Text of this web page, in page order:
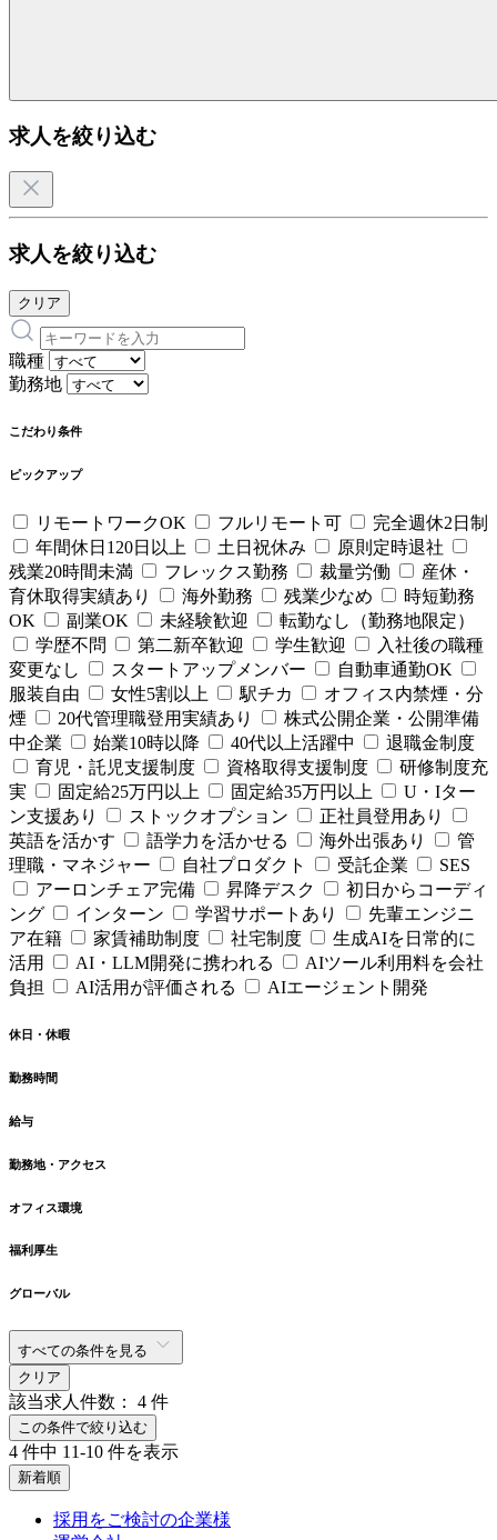
求人を絞り込む
求人を絞り込む
クリア
職種
勤務地
こだわり条件
ピックアップ
リモートワークOK フルリモート可
完全週休2日制
年間休日120日以上
土日祝休み
原則定時退社
残業20時間未満
フレックス勤務 裁量労働
産休・
育休取得実績あり
海外勤務 残業少なめ
時短勤務
OK
副業OK 未経験歓迎
転勤なし（勤務地限定）
学歴不問
第二新卒歓迎 学生歓迎
入社後の職種
変更なし
スタートアップメンバー
自動車通勤OK
服装自由
女性5割以上 駅チカ
オフィス内禁煙・分
煙
20代管理職登用実績あり
株式公開企業・公開準備
中企業
始業10時以降 40代以上活躍中
退職金制度
育児・託児支援制度
資格取得支援制度
研修制度充
実
固定給25万円以上 固定給35万円以上
U・Iター
ン支援あり
ストックオプション
正社員登用あり
英語を活かす
語学力を活かせる 海外出張あり
管
理職・マネジャー
自社プロダクト 受託企業
SES
アーロンチェア完備
昇降デスク
初日からコーディ
ング
インターン 学習サポートあり
先輩エンジニ
ア在籍
家賃補助制度 社宅制度
生成AIを日常的に
活用
AI・LLM開発に携われる
AIツール利用料を会社
負担
AI活用が評価される AIエージェント開発
休日・休暇
勤務時間
給与
勤務地・アクセス
オフィス環境
福利厚生
グローバル
すべての条件を見る
クリア
該当求人件数： 4 件
この条件で絞り込む
4 件中 11-10 件を表示
新着順
採用をご検討の企業様